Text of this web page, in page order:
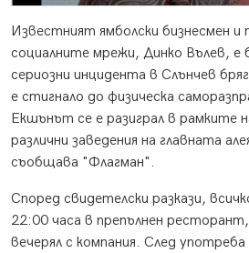
Известният ямболски бизнесмен и
социалните мрежи, Динко Вълев, е
сериозни инцидента в Слънчев
е стигнало до физическа
Екшънът се е разиграл в рамките
различни заведения на главната
съобщава "Флагман".
Според свидетелски разкази,
22:00 часа в препълнен
вечерял с компания. След употреба